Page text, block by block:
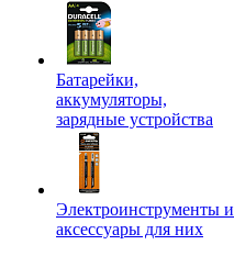
Батарейки,
аккумуляторы,
зарядные устройства
Электроинструменты и
аксессуары для них